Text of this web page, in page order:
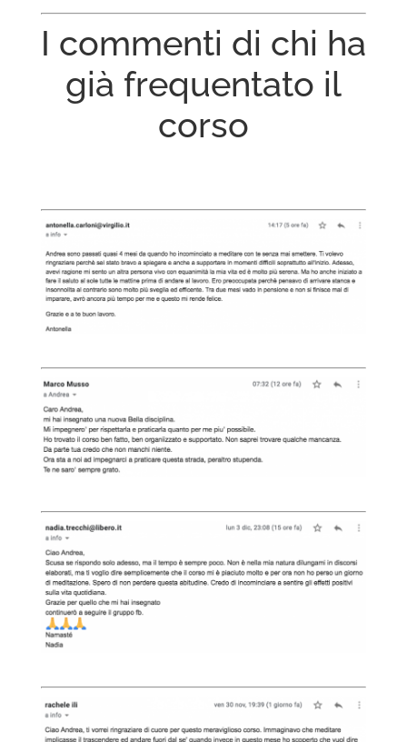
I commenti di chi ha
già frequentato il
corso